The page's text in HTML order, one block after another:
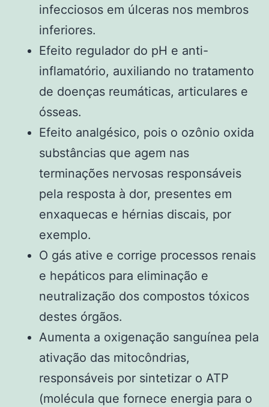
infecciosos em úlceras nos membros
inferiores.
Efeito regulador do pH e anti-
inflamatório, auxiliando no tratamento
de doenças reumáticas, articulares e
ósseas.
Efeito analgésico, pois o ozônio oxida
substâncias que agem nas
terminações nervosas responsáveis
pela resposta à dor, presentes em
enxaquecas e hérnias discais, por
exemplo.
O gás ative e corrige processos renais
e hepáticos para eliminação e
neutralização dos compostos tóxicos
destes órgãos.
Aumenta a oxigenação sanguínea pela
ativação das mitocôndrias,
responsáveis por sintetizar o ATP
(molécula que fornece energia para o